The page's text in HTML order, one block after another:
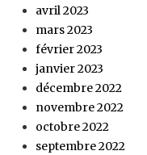
avril 2023
mars 2023
février 2023
janvier 2023
décembre 2022
novembre 2022
octobre 2022
septembre 2022